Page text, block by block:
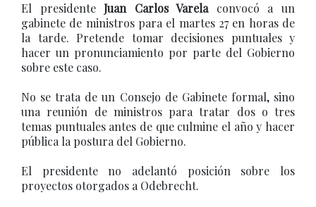
El presidenteJuan Carlos Varelaconvocó a un
gabinete de ministros para el martes 27 en horas de
la tarde. Pretende tomar decisiones puntuales y
hacer un pronunciamiento por parte del Gobierno
sobre este caso.
No se trata de un Consejo de Gabinete formal, sino
una reunión de ministros para tratar dos o tres
temas puntuales antes de que culmine el año y hacer
pública la postura del Gobierno.
El presidente no adelantó posición sobre los
proyectos otorgados a Odebrecht.